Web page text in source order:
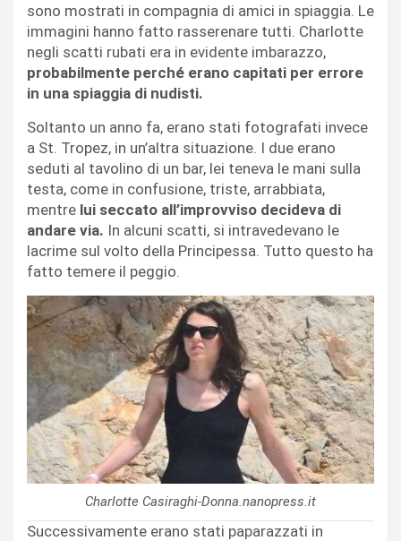
sono mostrati in compagnia di amici in spiaggia. Le
immagini hanno fatto rasserenare tutti. Charlotte
negli scatti rubati era in evidente imbarazzo,
probabilmente perché erano capitati per errore
in una spiaggia di nudisti.
Soltanto un anno fa, erano stati fotografati invece
a St. Tropez, in un’altra situazione. I due erano
seduti al tavolino di un bar, lei teneva le mani sulla
testa, come in confusione, triste, arrabbiata,
mentre lui seccato all’improvviso decideva di
andare via. In alcuni scatti, si intravedevano le
lacrime sul volto della Principessa. Tutto questo ha
fatto temere il peggio.
Charlotte Casiraghi-Donna.nanopress.it
Successivamente erano stati paparazzati in